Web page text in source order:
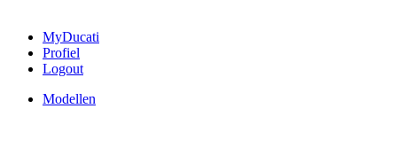
MyDucati
Profiel
Logout
Modellen